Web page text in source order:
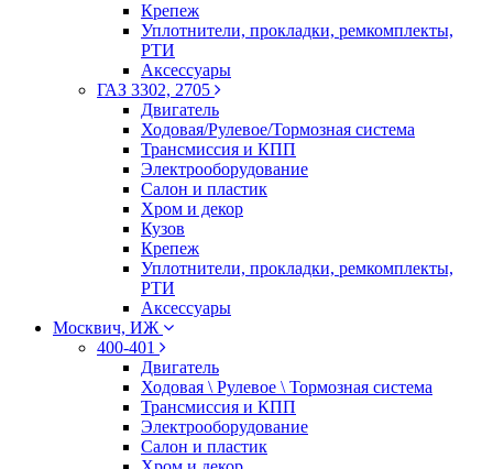
Крепеж
Уплотнители, прокладки, ремкомплекты,
РТИ
Аксессуары
ГАЗ 3302, 2705
Двигатель
Ходовая/Рулевое/Тормозная система
Трансмиссия и КПП
Электрооборудование
Салон и пластик
Хром и декор
Кузов
Крепеж
Уплотнители, прокладки, ремкомплекты,
РТИ
Аксессуары
Москвич, ИЖ
400-401
Двигатель
Ходовая \ Рулевое \ Тормозная система
Трансмиссия и КПП
Электрооборудование
Салон и пластик